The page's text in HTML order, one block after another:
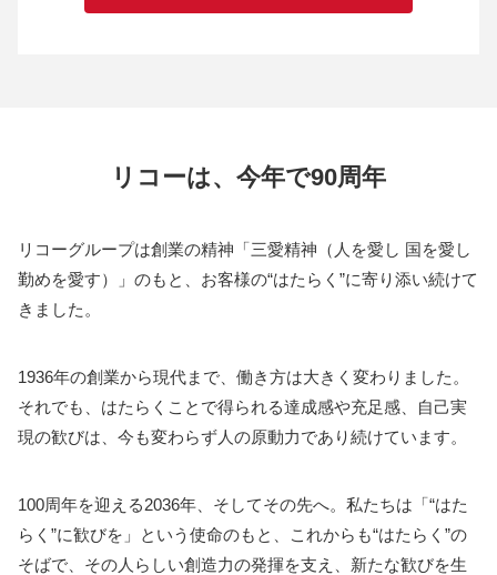
リコーは、今年で90周年
リコーグループは創業の精神「三愛精神（人を愛し 国を愛し
勤めを愛す）」のもと、お客様の“はたらく”に寄り添い続けて
きました。
1936年の創業から現代まで、働き方は大きく変わりました。
それでも、はたらくことで得られる達成感や充足感、自己実
現の歓びは、今も変わらず人の原動力であり続けています。
100周年を迎える2036年、そしてその先へ。私たちは「“はた
らく”に歓びを」という使命のもと、これからも“はたらく”の
そばで、その人らしい創造力の発揮を支え、新たな歓びを生